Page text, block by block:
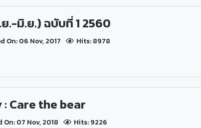
.-มิ.ย.) ฉบับที่ 1 2560
On: 06 Nov, 2017 Hits: 8978
: Care the bear
On: 07 Nov, 2018 Hits: 9226